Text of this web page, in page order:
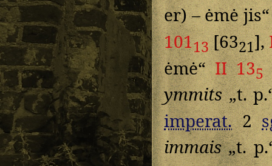
er) – ėmė
10113[6321],
ėmė“II 135
ymmits„t.
imperat.2
immais„t.